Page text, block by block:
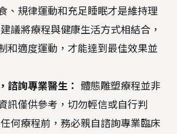
、規律運動和充足睡眠才是維持理
議將療程與健康生活方式相結合，
和適度運動，才能達到最佳效果並
諮詢專業醫生：
體態雕塑療程並非
訊僅供參考，切勿輕信或自行判
何療程前，務必親自諮詢專業臨床